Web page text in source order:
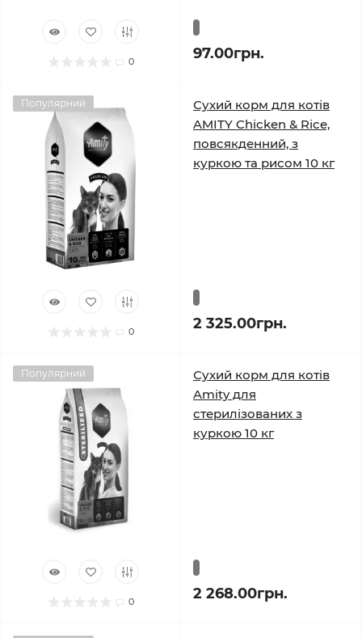
0 97.00грн.
Популярний
0
Сухий корм для котів
AMITY Chicken & Rice,
повсякденний, з
куркою та рисом 10 кг
2 325.00грн.
Популярний
0
Сухий корм для котів
Amity для
стерилізованих з
куркою 10 кг
2 268.00грн.